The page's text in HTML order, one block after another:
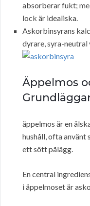
absorberar fukt;
lock är idealiska.
Askorbinsyrans
dyrare, syra-neutral
Äppelmos
äppelmos är en
hushåll, ofta
ett sött pålägg.
En central
i äppelmoset är